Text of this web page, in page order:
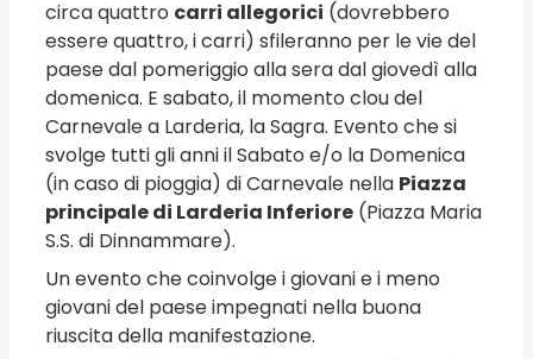
circa quattro carri allegorici (dovrebbero
essere quattro, i carri) sfileranno per le vie del
paese dal pomeriggio alla sera dal giovedì alla
domenica. E sabato, il momento clou del
Carnevale a Larderia, la Sagra. Evento che si
svolge tutti gli anni il Sabato e/o la Domenica
(in caso di pioggia) di Carnevale nella Piazza
principale di Larderia Inferiore (Piazza Maria
S.S. di Dinnammare).
Un evento che coinvolge i giovani e i meno
giovani del paese impegnati nella buona
riuscita della manifestazione.